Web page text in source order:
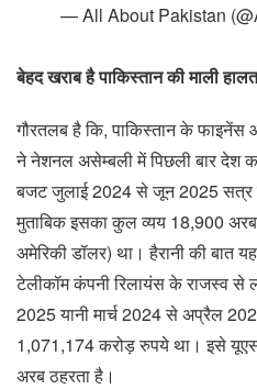
— All About Pakistan
बेहद खराब है पाकिस्तान की माली हालत
गौरतलब है कि, पाकिस्तान के फाइनेंस
ने नेशनल असेम्बली में पिछली बार देश
बजट जुलाई 2024 से जून 2025 सत्र
मुताबिक इसका कुल व्यय 18,900
अमेरिकी डॉलर) था। हैरानी की बात
टेलीकॉम कंपनी रिलायंस के राजस्व से
2025 यानी मार्च 2024 से अप्रैल
1,071,174 करोड़ रुपये था। इसे
अरब ठहरता है।